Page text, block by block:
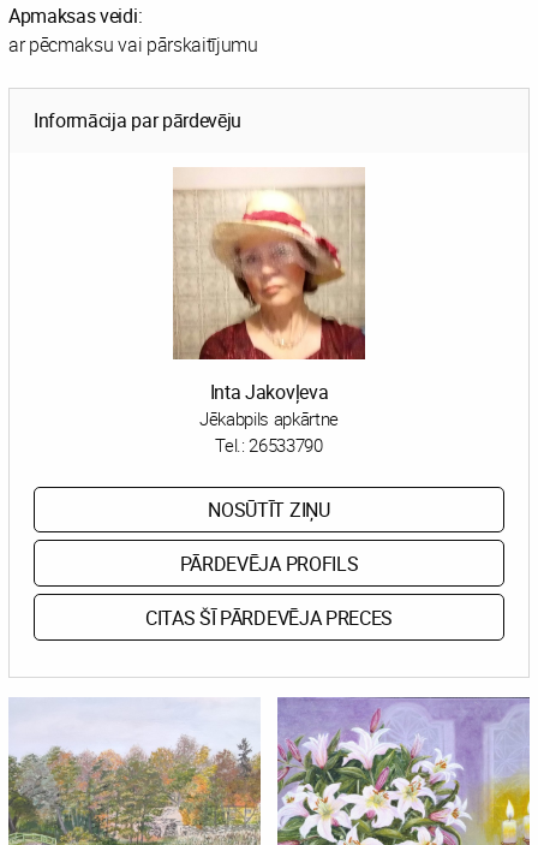
Apmaksas veidi:
ar pēcmaksu vai pārskaitījumu
Informācija par pārdevēju
Inta Jakovļeva
Jēkabpils apkārtne
Tel.:26533790
NOSŪTĪT ZIŅU
PĀRDEVĒJA PROFILS
CITAS ŠĪ PĀRDEVĒJA PRECES